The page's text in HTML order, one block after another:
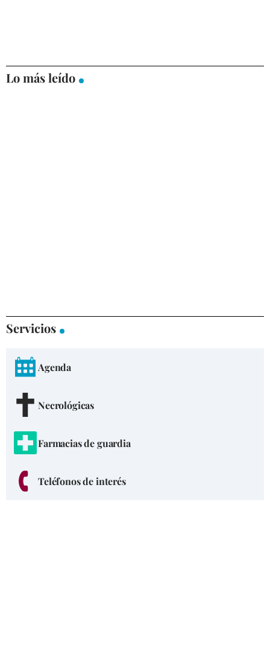
Lo más leído
Servicios
Agenda
Necrológicas
Farmacias de guardia
Teléfonos de interés